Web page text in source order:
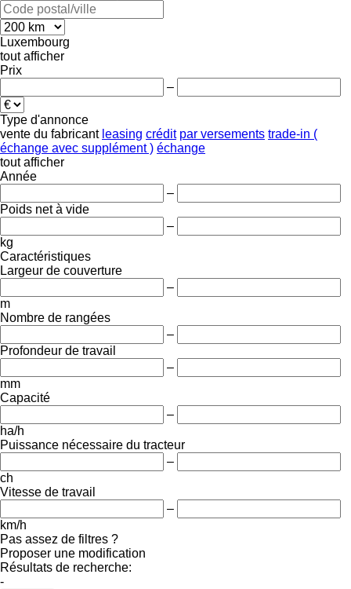
Luxembourg
tout afficher
Prix
–
Type d'annonce
vente du fabricant leasing crédit par versements trade-in (
échange avec supplément ) échange
tout afficher
Année
–
Poids net à vide
–
kg
Caractéristiques
Largeur de couverture
–
m
Nombre de rangées
–
Profondeur de travail
–
mm
Capacité
–
ha/h
Puissance nécessaire du tracteur
–
ch
Vitesse de travail
–
km/h
Pas assez de filtres ?
Proposer une modification
Résultats de recherche:
-